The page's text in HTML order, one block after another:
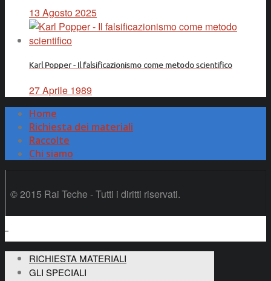
13 Agosto 2025
Karl Popper - Il falsificazionismo come metodo scientifico
27 Aprile 1989
Home
Richiesta dei materiali
Raccolte
Chi siamo
© 2015 Rai Teche - Tutti i diritti riservati.
RICHIESTA MATERIALI
GLI SPECIALI